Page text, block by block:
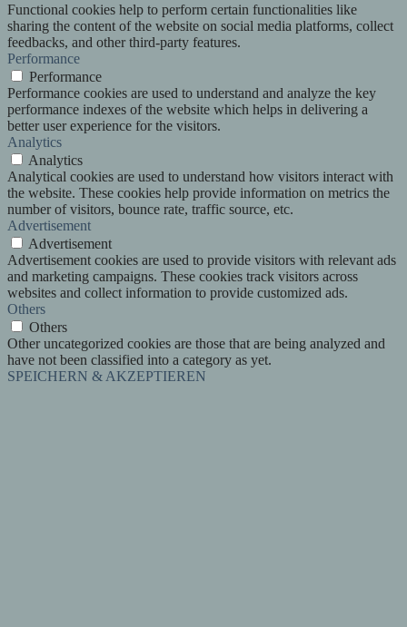
Functional cookies help to perform certain functionalities like
sharing the content of the website on social media platforms, collect
feedbacks, and other third-party features.
Performance
Performance
Performance cookies are used to understand and analyze the key
performance indexes of the website which helps in delivering a
better user experience for the visitors.
Analytics
Analytics
Analytical cookies are used to understand how visitors interact with
the website. These cookies help provide information on metrics the
number of visitors, bounce rate, traffic source, etc.
Advertisement
Advertisement
Advertisement cookies are used to provide visitors with relevant ads
and marketing campaigns. These cookies track visitors across
websites and collect information to provide customized ads.
Others
Others
Other uncategorized cookies are those that are being analyzed and
have not been classified into a category as yet.
SPEICHERN & AKZEPTIEREN